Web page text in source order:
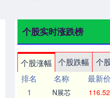
个股实时涨跌榜
个股涨幅 个股跌幅 个
排名
名称 最新价
1
N展芯 116.52